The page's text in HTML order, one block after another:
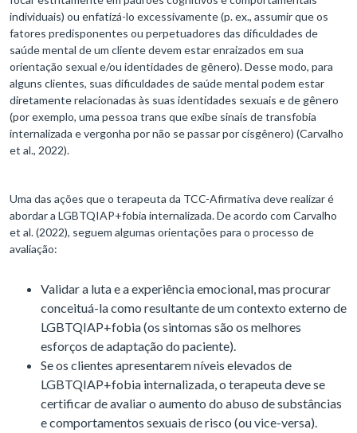
individuais) ou enfatizá-lo excessivamente (p. ex., assumir que os
fatores predisponentes ou perpetuadores das dificuldades de
saúde mental de um cliente devem estar enraizados em sua
orientação sexual e/ou identidades de gênero). Desse modo, para
alguns clientes, suas dificuldades de saúde mental podem estar
diretamente relacionadas às suas identidades sexuais e de gênero
(por exemplo, uma pessoa trans que exibe sinais de transfobia
internalizada e vergonha por não se passar por cisgênero) (Carvalho
et al., 2022).
Uma das ações que o terapeuta da TCC-Afirmativa deve realizar é
abordar a LGBTQIAP+fobia internalizada. De acordo com Carvalho
et al. (2022), seguem algumas orientações para o processo de
avaliação:
Validar a luta e a experiência emocional, mas procurar
conceituá-la como resultante de um contexto externo de
LGBTQIAP+fobia (os sintomas são os melhores
esforços de adaptação do paciente).
Se os clientes apresentarem níveis elevados de
LGBTQIAP+fobia internalizada, o terapeuta deve se
certificar de avaliar o aumento do abuso de substâncias
e comportamentos sexuais de risco (ou vice-versa).